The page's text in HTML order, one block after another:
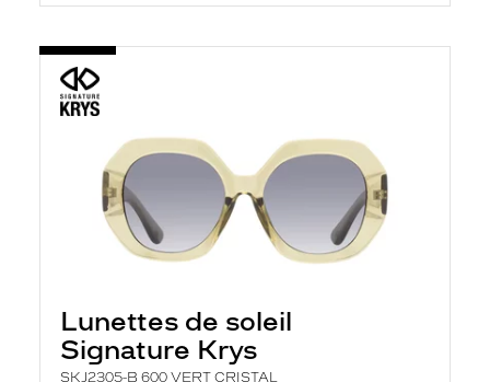
Lunettes de soleil
Signature Krys
SKJ2305-B 600 VERT CRISTAL